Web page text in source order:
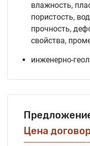
влажность,
пористость,
прочность,
свойства,
инженерно-
Цена